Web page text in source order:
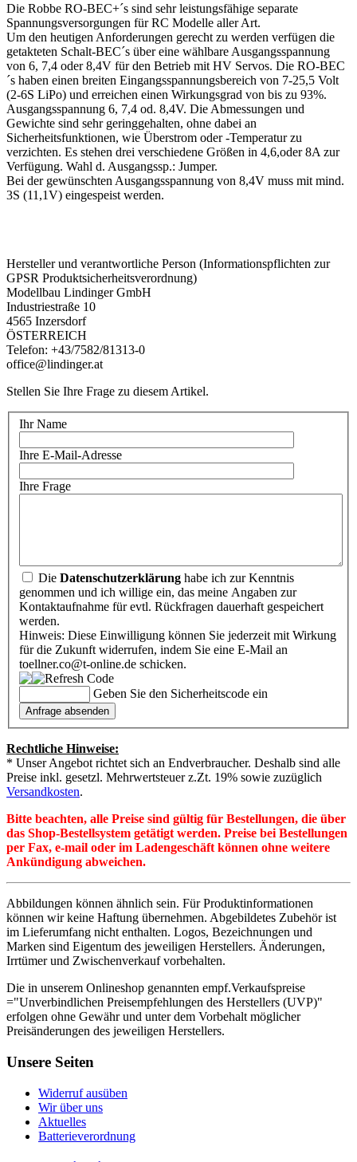
Die Robbe RO-BEC+´s sind sehr leistungsfähige separate
Spannungsversorgungen für RC Modelle aller Art.
Um den heutigen Anforderungen gerecht zu werden verfügen die
getakteten Schalt-BEC´s über eine wählbare Ausgangsspannung
von 6, 7,4 oder 8,4V für den Betrieb mit HV Servos. Die RO-BEC
´s haben einen breiten Eingangsspannungsbereich von 7-25,5 Volt
(2-6S LiPo) und erreichen einen Wirkungsgrad von bis zu 93%.
Ausgangsspannung 6, 7,4 od. 8,4V. Die Abmessungen und
Gewichte sind sehr geringgehalten, ohne dabei an
Sicherheitsfunktionen, wie Überstrom oder -Temperatur zu
verzichten. Es stehen drei verschiedene Größen in 4,6,oder 8A zur
Verfügung. Wahl d. Ausgangssp.: Jumper.
Bei der gewünschten Ausgangsspannung von 8,4V muss mit mind.
3S (11,1V) eingespeist werden.
Hersteller und verantwortliche Person (Informationspflichten zur
GPSR Produktsicherheitsverordnung)
Modellbau Lindinger GmbH
Industriestraße 10
4565 Inzersdorf
ÖSTERREICH
Telefon: +43/7582/81313-0
office@lindinger.at
Stellen Sie Ihre Frage zu diesem Artikel.
Ihr Name
Ihre E-Mail-Adresse
Ihre Frage
Die Datenschutzerklärung habe ich zur Kenntnis
genommen und ich willige ein, das meine Angaben zur
Kontaktaufnahme für evtl. Rückfragen dauerhaft gespeichert
werden.
Hinweis: Diese Einwilligung können Sie jederzeit mit Wirkung
für die Zukunft widerrufen, indem Sie eine E-Mail an
toellner.co@t-online.de schicken.
Geben Sie den Sicherheitscode ein
Rechtliche Hinweise:
* Unser Angebot richtet sich an Endverbraucher. Deshalb sind alle
Preise inkl. gesetzl. Mehrwertsteuer z.Zt. 19% sowie zuzüglich
Versandkosten.
Bitte beachten, alle Preise sind gültig für Bestellungen, die über
das Shop-Bestellsystem getätigt werden. Preise bei Bestellungen
per Fax, e-mail oder im Ladengeschäft können ohne weitere
Ankündigung abweichen.
Abbildungen können ähnlich sein. Für Produktinformationen
können wir keine Haftung übernehmen. Abgebildetes Zubehör ist
im Lieferumfang nicht enthalten. Logos, Bezeichnungen und
Marken sind Eigentum des jeweiligen Herstellers. Änderungen,
Irrtümer und Zwischenverkauf vorbehalten.
Die in unserem Onlineshop genannten empf.Verkaufspreise
="Unverbindlichen Preisempfehlungen des Herstellers (UVP)"
erfolgen ohne Gewähr und unter dem Vorbehalt möglicher
Preisänderungen des jeweiligen Herstellers.
Unsere Seiten
Widerruf ausüben
Wir über uns
Aktuelles
Batterieverordnung